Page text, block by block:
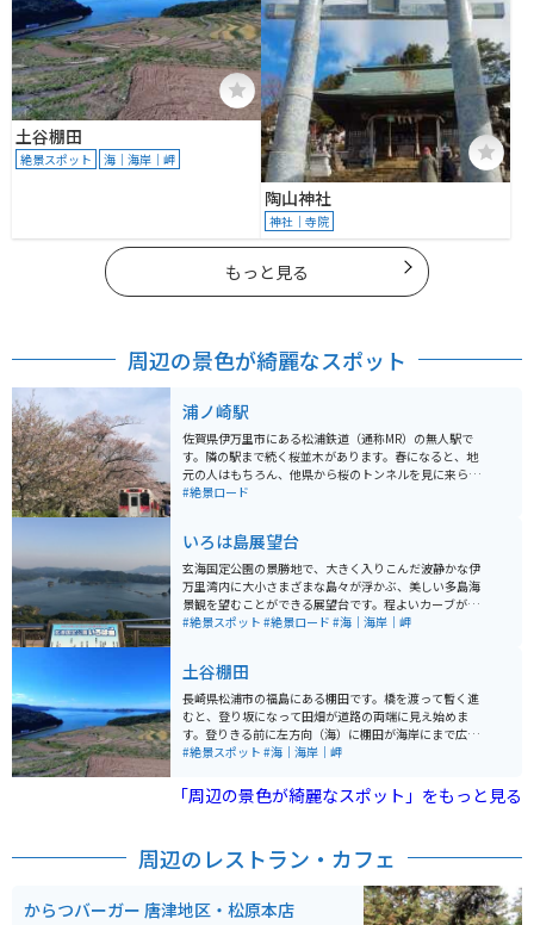
土谷棚田
絶景スポット 海｜海岸｜岬
陶山神社
神社｜寺院
もっと見る
周辺の景色が綺麗なスポット
浦ノ崎駅
佐賀県伊万里市にある松浦鉄道（通称MR）の無人駅で
す。隣の駅まで続く桜並木があります。春になると、地
元の人はもちろん、他県から桜のトンネルを見に来られ
る人々でいっぱいになります。 桜のトンネルの中を電車
なされていて、地元の人に愛されているのがわかりま
す。桜の時期には桜祭りも開催されます。
#絶景ロード
いろは島展望台
玄海国定公園の景勝地で、大きく入りこんだ波静かな伊
万里湾内に大小さまざまな島々が浮かぶ、美しい多島海
景観を望むことができる展望台です。程よいカーブがつ
らなる道で目的地につくまでの景色も大変美しく、夕日
#絶景スポット #絶景ロード #海｜海岸｜岬
土谷棚田
長崎県松浦市の福島にある棚田です。橋を渡って暫く進
むと、登り坂になって田畑が道路の両端に見え始めま
す。登りきる前に左方向（海）に棚田が海岸にまで広が
って見えます。秋の収穫時期に行くと、稲穂の黄金と海
駐車可能です。
#絶景スポット #海｜海岸｜岬
「周辺の景色が綺麗なスポット」をもっと見る
周辺のレストラン・カフェ
からつバーガー 唐津地区・松原本店